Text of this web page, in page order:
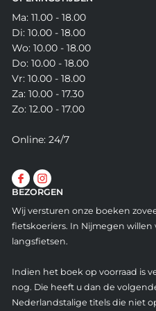
Ma: 11.00 - 18.00
Di: 10.00 - 18.00
Wo: 10.00 - 18.00
Do: 10.00 - 18.00
Vr: 10.00 - 18.00
Za: 10.00 - 17.30
Zo: 12.00 - 17.00
Online: 24/7
BEZORGEN
Wij versturen onze boeken
fietskoeriers. In Nijmegen willen
langsfietsen.
Indien het boek op voorraad is
nog. Die heeft u dan de
Nederlandstalige titels die niet